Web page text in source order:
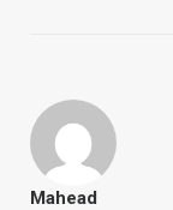
Mahead